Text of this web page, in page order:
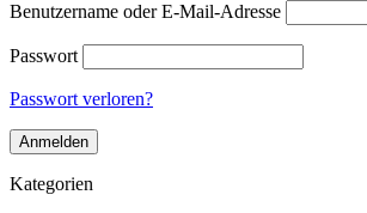
Benutzername oder E-Mail-Adresse
Passwort
Passwort verloren?
Kategorien